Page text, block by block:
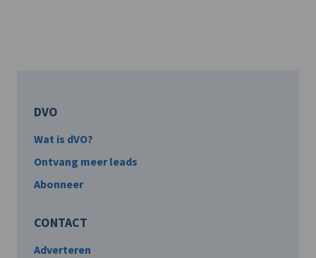
DVO
Wat is dVO?
Ontvang meer leads
Abonneer
CONTACT
Adverteren